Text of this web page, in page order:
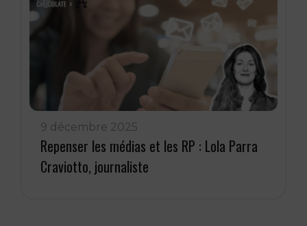
9 décembre 2025
Repenser les médias et les RP : Lola Parra
Craviotto, journaliste